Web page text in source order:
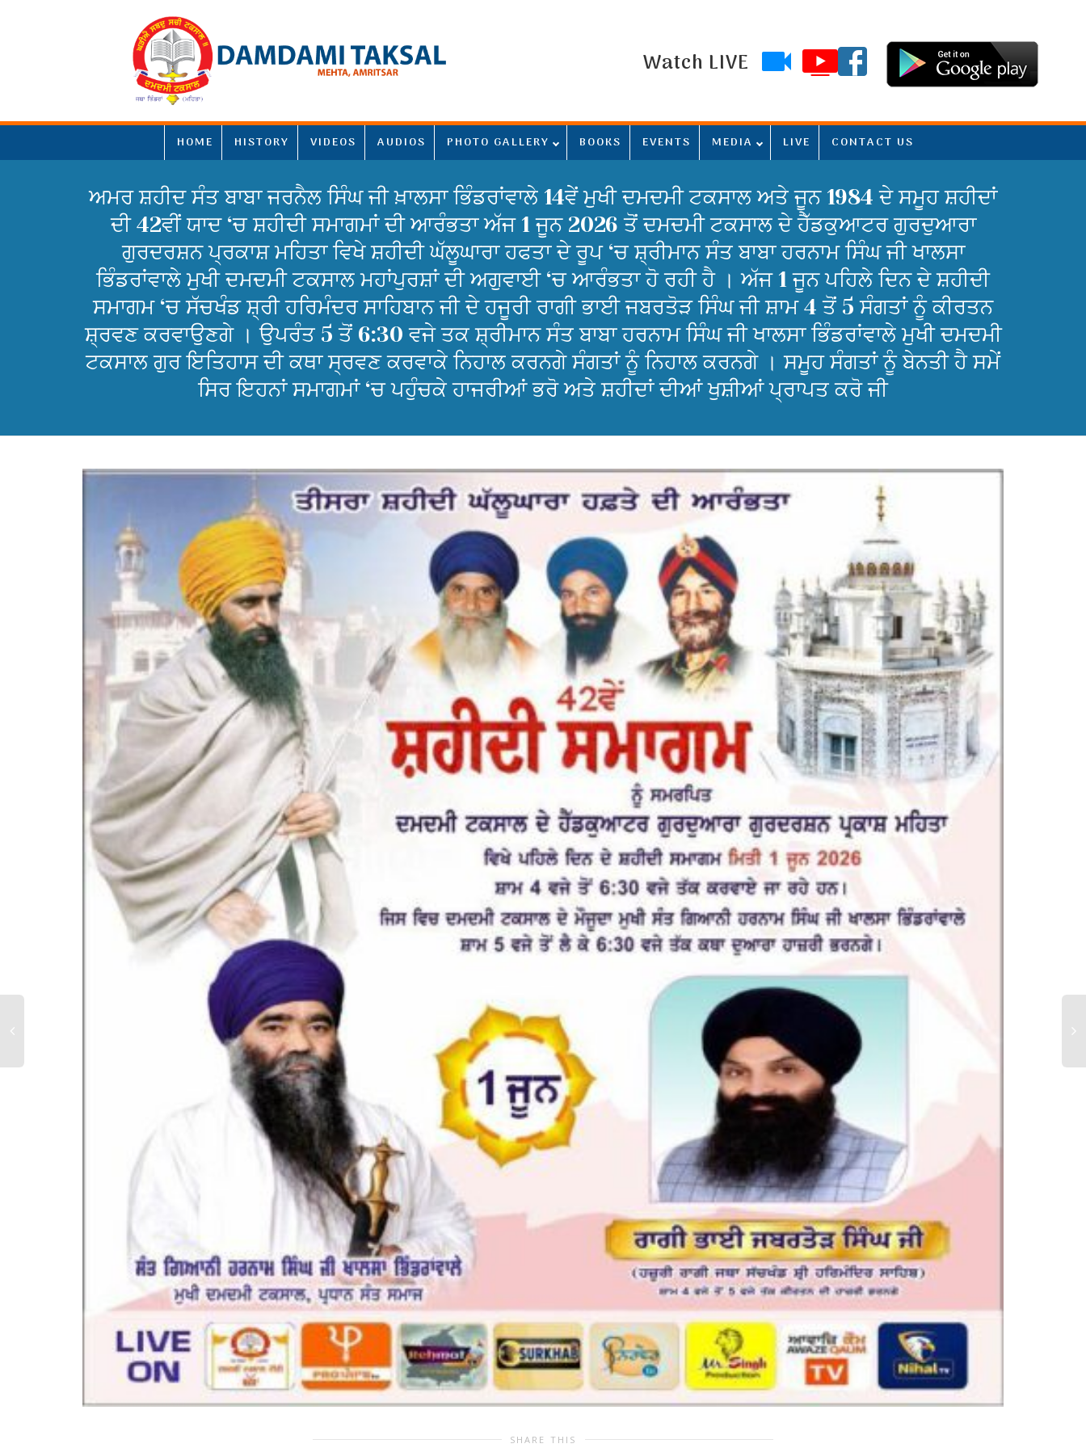
Watch LIVE
HOME HISTORY VIDEOS AUDIOS PHOTO GALLERY BOOKS EVENTS MEDIA LIVE CONTACT US
ਅਮਰ ਸ਼ਹੀਦ ਸੰਤ ਬਾਬਾ ਜਰਨੈਲ ਸਿੰਘ ਜੀ ਖ਼ਾਲਸਾ ਭਿੰਡਰਾਂਵਾਲੇ 14ਵੇਂ ਮੁਖੀ ਦਮਦਮੀ ਟਕਸਾਲ ਅਤੇ ਜੂਨ 1984 ਦੇ ਸਮੂਹ ਸ਼ਹੀਦਾਂ
ਦੀ 42ਵੀਂ ਯਾਦ ‘ਚ ਸ਼ਹੀਦੀ ਸਮਾਗਮਾਂ ਦੀ ਆਰੰਭਤਾ ਅੱਜ 1 ਜੂਨ 2026 ਤੋਂ ਦਮਦਮੀ ਟਕਸਾਲ ਦੇ ਹੈੱਡਕੁਆਟਰ ਗੁਰਦੁਆਰਾ
ਗੁਰਦਰਸ਼ਨ ਪ੍ਰਕਾਸ਼ ਮਹਿਤਾ ਵਿਖੇ ਸ਼ਹੀਦੀ ਘੱਲੂਘਾਰਾ ਹਫਤਾ ਦੇ ਰੂਪ ‘ਚ ਸ਼੍ਰੀਮਾਨ ਸੰਤ ਬਾਬਾ ਹਰਨਾਮ ਸਿੰਘ ਜੀ ਖਾਲਸਾ
ਭਿੰਡਰਾਂਵਾਲੇ ਮੁਖੀ ਦਮਦਮੀ ਟਕਸਾਲ ਮਹਾਂਪੁਰਸ਼ਾਂ ਦੀ ਅਗੁਵਾਈ ‘ਚ ਆਰੰਭਤਾ ਹੋ ਰਹੀ ਹੈ । ਅੱਜ 1 ਜੂਨ ਪਹਿਲੇ ਦਿਨ ਦੇ ਸ਼ਹੀਦੀ
ਸਮਾਗਮ ‘ਚ ਸੱਚਖੰਡ ਸ਼੍ਰੀ ਹਰਿਮੰਦਰ ਸਾਹਿਬਾਨ ਜੀ ਦੇ ਹਜੂਰੀ ਰਾਗੀ ਭਾਈ ਜਬਰਤੋੜ ਸਿੰਘ ਜੀ ਸ਼ਾਮ 4 ਤੋਂ 5 ਸੰਗਤਾਂ ਨੂੰ ਕੀਰਤਨ
ਸ਼੍ਰਵਣ ਕਰਵਾਉਣਗੇ । ਉਪਰੰਤ 5 ਤੋਂ 6:30 ਵਜੇ ਤਕ ਸ਼੍ਰੀਮਾਨ ਸੰਤ ਬਾਬਾ ਹਰਨਾਮ ਸਿੰਘ ਜੀ ਖਾਲਸਾ ਭਿੰਡਰਾਂਵਾਲੇ ਮੁਖੀ ਦਮਦਮੀ
ਟਕਸਾਲ ਗੁਰ ਇਤਿਹਾਸ ਦੀ ਕਥਾ ਸ੍ਰਵਣ ਕਰਵਾਕੇ ਨਿਹਾਲ ਕਰਨਗੇ ਸੰਗਤਾਂ ਨੂੰ ਨਿਹਾਲ ਕਰਨਗੇ । ਸਮੂਹ ਸੰਗਤਾਂ ਨੂੰ ਬੇਨਤੀ ਹੈ ਸਮੇਂ
ਸਿਰ ਇਹਨਾਂ ਸਮਾਗਮਾਂ ‘ਚ ਪਹੁੰਚਕੇ ਹਾਜਰੀਆਂ ਭਰੋ ਅਤੇ ਸ਼ਹੀਦਾਂ ਦੀਆਂ ਖੁਸ਼ੀਆਂ ਪ੍ਰਾਪਤ ਕਰੋ ਜੀ
SHARE THIS